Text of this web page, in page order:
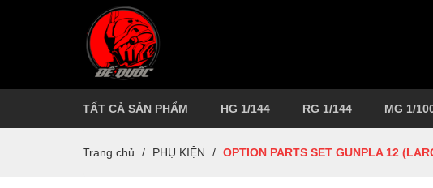
TẤT CẢ SẢN PHẨM HG 1/144 RG 1/144 MG 1/
Trang chủ / PHỤ KIỆN / OPTION PARTS SET GUNPLA 12